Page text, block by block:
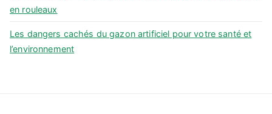
en rouleaux
Les dangers cachés du gazon artificiel pour votre santé et
l’environnement